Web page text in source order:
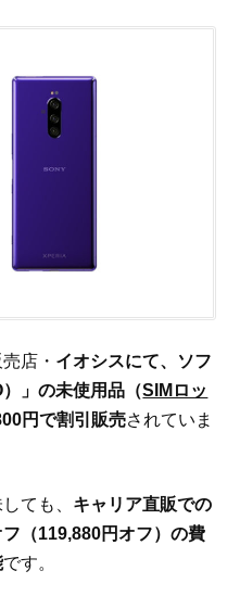
店・ イオシスにて、ソフ
」の未使用品（SIMロッ
円で割引販売されていま
ても、 キャリア直販での
（119,880円オフ）の費
です。